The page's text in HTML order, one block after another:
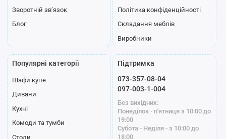
Зворотній зв’язок
Блог
Політика конфіденційності
Складання меблів
Виробники
Популярні категорії
Шафи купе
Дивани
Кухні
Комоди та тумби
Столи
Підтримка
073-357-08-04
097-003-1-004
Без вихідних:
Понеділок - п'ятниця з 10:00 до
19:00
Субота - Неділя - з 10:00 до
18:00